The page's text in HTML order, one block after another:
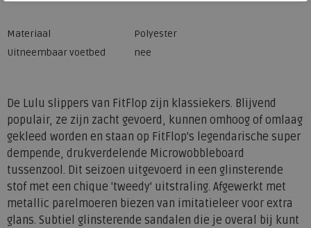
De Lulu slippers van FitFlop zijn klassiekers. Blijvend
populair, ze zijn zacht gevoerd, kunnen omhoog of omlaag
gekleed worden en staan op FitFlop's legendarische super
dempende, drukverdelende Microwobbleboard
tussenzool. Dit seizoen uitgevoerd in een glinsterende
stof met een chique 'tweedy' uitstraling. Afgewerkt met
metallic parelmoeren biezen van imitatieleer voor extra
glans. Subtiel glinsterende sandalen die je overal bij kunt
Materiaal
Polyester
Uitneembaar voetbed
nee